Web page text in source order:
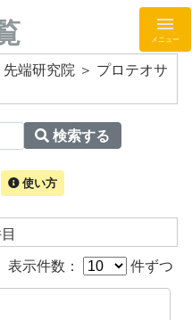
メニュー
先端研究院 ＞ プロテオサ
検索する
使い方
表示件数： 件ずつ